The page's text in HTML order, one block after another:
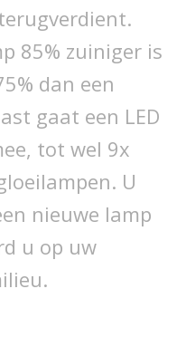
85% zuiniger is
dan een
gaat een LED
tot wel 9x
U
nieuwe lamp
u op uw